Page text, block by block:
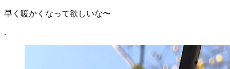
早く暖かくなって欲しいな〜
.